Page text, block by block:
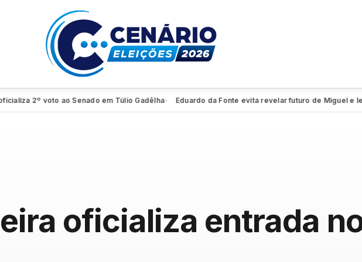
2º voto ao Senado em Túlio Gadêlha● Eduardo da Fonte evita revelar futuro de Miguel e
oficializa entrada